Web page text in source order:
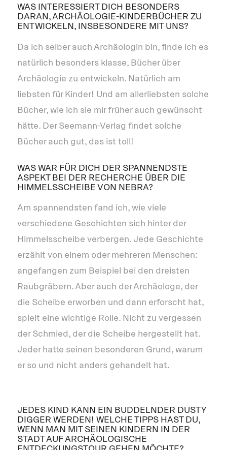
WAS INTERESSIERT DICH BESONDERS
DARAN, ARCHÄOLOGIE-KINDERBÜCHER ZU
ENTWICKELN, INSBESONDERE MIT UNS?
Da ich selber auch Archäologin bin, finde ich es
natürlich besonders klasse, Bücher über
Archäologie zu entwickeln. Natürlich am
liebsten für Kinder! Und am allerliebsten solche
Bücher, wie ich sie mir früher auch gewünscht
hätte. Der Seemann-Verlag findet solche
Bücher auch gut, das ist toll!
WAS WAR FÜR DICH DER SPANNENDSTE
ASPEKT BEI DER RECHERCHE ÜBER DIE
HIMMELSSCHEIBE VON NEBRA?
Am spannendsten fand ich, wie viele
verschiedene Geschichten sich hinter der
Himmelsscheibe verbergen. Jede Geschichte
erzählt von einem oder mehreren Menschen:
angefangen zum Beispiel bei den dreisten
Raubgräbern. Aber auch der Archäologe, der
die Scheibe erworben und dann erforscht hat,
spielt eine wichtige Rolle. Nicht zu vergessen
der Schmied, der die Scheibe hergestellt hat.
Jeder hatte seinen besonderen Grund, warum
er so und nicht anders gehandelt hat.
JEDES KIND KANN EIN BUDDELNDER DUSTY
DIGGER WERDEN! WELCHE TIPPS HAST DU,
WENN MAN MIT SEINEN KINDERN IN DER
STADT AUF ARCHÄOLOGISCHE